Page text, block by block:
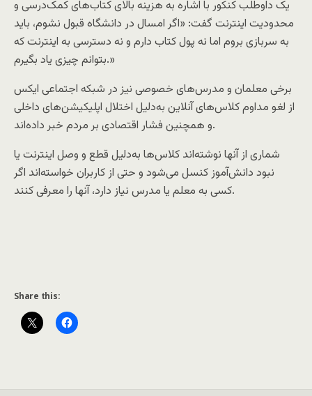
یک داوطلب کنکور با اشاره به هزینه بالای کتاب‌های کمک‌درسی و
محدودیت اینترنت گفت: «اگر امسال در دانشگاه قبول نشوم، باید
به سربازی بروم اما نه پول کتاب دارم و نه دسترسی به اینترنت که
بتوانم چیزی یاد بگیرم.»
برخی معلمان و مدرس‌های خصوصی نیز در شبکه اجتماعی ایکس
از لغو مداوم کلاس‌های آنلاین به‌دلیل اختلال اپلیکیشن‌های داخلی
و همچنین فشار اقتصادی بر مردم خبر داده‌اند.
شماری از آنها نوشته‌اند کلاس‌ها به‌دلیل قطع و وصل اینترنت یا
نبود دانش‌آموز کنسل می‌شود و حتی از کاربران خواسته‌اند اگر
کسی به معلم یا مدرس نیاز دارد، آنها را معرفی کنند.
Share this: